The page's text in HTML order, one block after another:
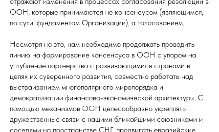
ООН, которые принимаются не консенсусом (являющимся,
по сути, фундаментом Организации), а голосованием.
Несмотря на это, нам необходимо продолжать проводить
линию на формирование консенсуса в ООН с упором на
углубление партнерства с развивающимися странами в
целях их суверенного развития, совместно работать над
выстраиванием многополярного миропорядка и
демократизации финансово-экономической архитектуры. С
помощью механизмов ООН целесообразно укреплять
дружественные связи с нашими ближайшими союзниками и
соседями на пространстве СНГ, продвигать евразийские